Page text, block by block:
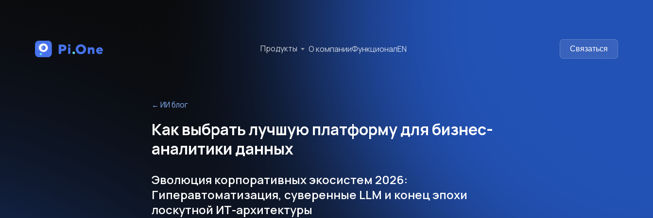
Продукты О компанииФункционалEN Связаться
← ИИ блог
Как выбрать лучшую платформу для бизнес-
аналитики данных
Эволюция корпоративных экосистем 2026:
Гиперавтоматизация, суверенные LLM и конец эпохи
лоскутной ИТ-архитектуры